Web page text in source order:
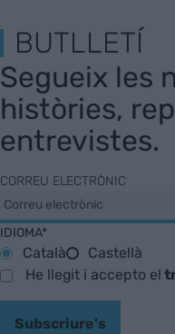
BUTLLETÍ
Segueix les
històries,
entrevistes.
CORREU ELECTRÒNIC
IDIOMA*
Català
Castellà
He llegit i accepto el
Subscriure's